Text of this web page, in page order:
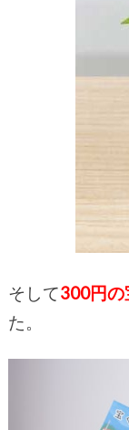
そして300円の
た。